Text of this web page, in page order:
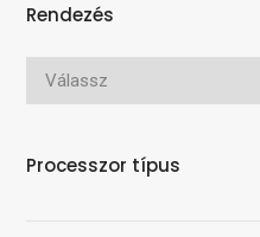
Rendezés
Processzor típus